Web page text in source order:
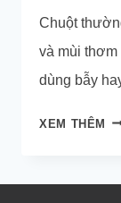
Chuột
và mùi thơm
dùng bẫy
XEM THÊM